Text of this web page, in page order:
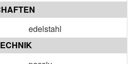
edelstahl